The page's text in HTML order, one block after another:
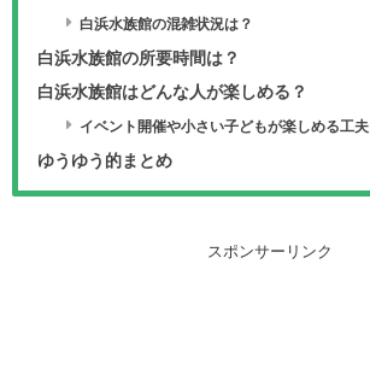
白浜水族館の混雑状況は？
白浜水族館の所要時間は？
白浜水族館はどんな人が楽しめる？
イベント開催や小さい子どもが楽しめる工夫
ゆうゆう的まとめ
スポンサーリンク